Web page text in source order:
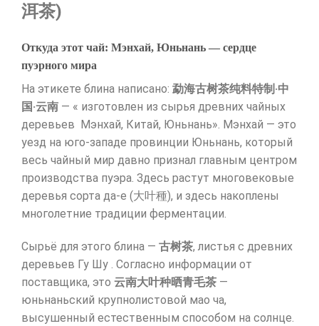
洱茶)
Откуда этот чай: Мэнхай, Юньнань — сердце
пуэрного мира
На этикете блина написано: 勐海古树茶纯料特制·中
国·云南 — « изготовлен из сырья древних чайных
деревьев Мэнхай, Китай, Юньнань». Мэнхай — это
уезд на юго-западе провинции Юньнань, который
весь чайный мир давно признал главным центром
производства пуэра. Здесь растут многовековые
деревья сорта да-е (大叶種), и здесь накоплены
многолетние традиции ферментации.
Сырьё для этого блина — 古树茶, листья с древних
деревьев Гу Шу . Согласно информации от
поставщика, это 云南大叶种晒青毛茶 —
юньнаньский крупнолистовой мао ча,
высушенный естественным способом на солнце.